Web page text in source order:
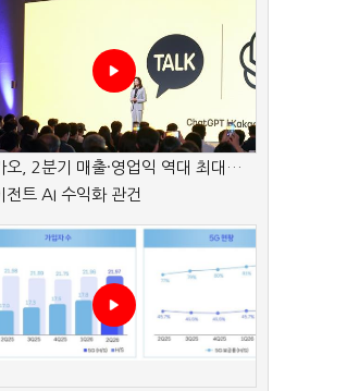
오, 2분기 매출·영업익 역대 최대…
전트 AI 수익화 관건